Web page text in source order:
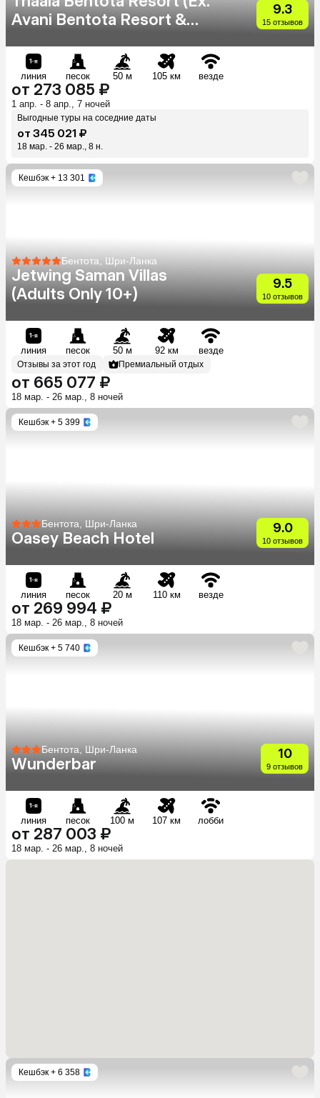
Avani Bentota Resort &
9.3
15 отзывов
линия песок 50 м 105 км везде
от 273 085 ₽
1 апр. - 8 апр., 7 ночей
Выгодные туры на соседние даты
от 345 021 ₽
18 мар. - 26 мар., 8 н.
Кешбэк + 13 301
Бентота, Шри-Ланка
Jetwing Saman Villas
(Adults Only 10+)
9.5
10 отзывов
линия песок 50 м 92 км везде
Отзывы за этот год Премиальный отдых
от 665 077 ₽
18 мар. - 26 мар., 8 ночей
Кешбэк + 5 399
Бентота, Шри-Ланка
Oasey Beach Hotel
9.0
10 отзывов
линия песок 20 м 110 км везде
от 269 994 ₽
18 мар. - 26 мар., 8 ночей
Кешбэк + 5 740
Бентота, Шри-Ланка
Wunderbar
10
9 отзывов
линия песок 100 м 107 км лобби
от 287 003 ₽
18 мар. - 26 мар., 8 ночей
Кешбэк + 6 358